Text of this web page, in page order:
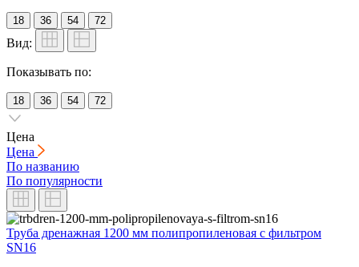
18 36 54 72
Вид:
Показывать по:
18 36 54 72
Цена
Цена
По названию
По популярности
Труба дренажная 1200 мм полипропиленовая с фильтром
SN16